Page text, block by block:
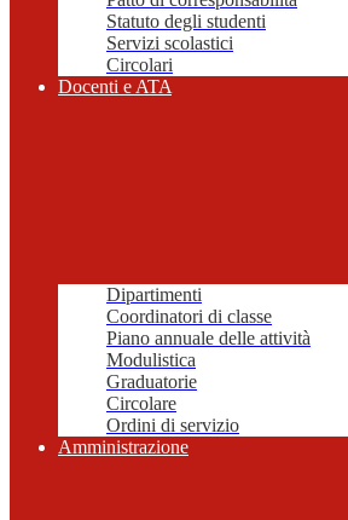
Statuto degli studenti
Servizi scolastici
Circolari
Docenti e ATA
Dipartimenti
Coordinatori di classe
Piano annuale delle attività
Modulistica
Graduatorie
Circolare
Ordini di servizio
Amministrazione